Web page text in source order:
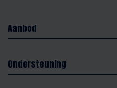
Aanbod
Ondersteuning